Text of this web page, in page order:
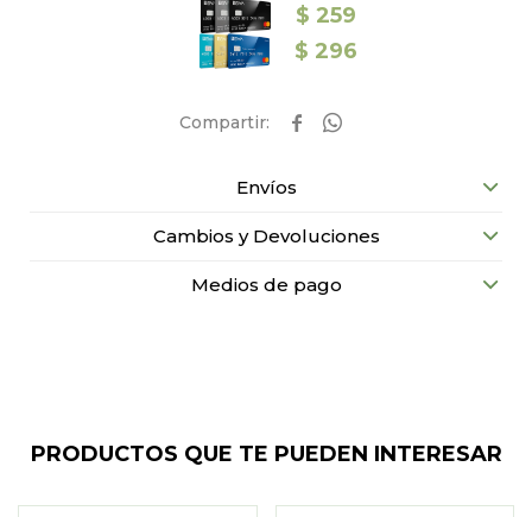
$ 259
$ 296
 
Envíos
Cambios y Devoluciones
Medios de pago
PRODUCTOS QUE TE PUEDEN INTERESAR